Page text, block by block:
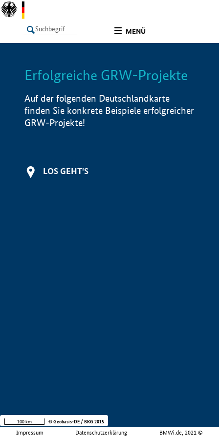
MENÜ
LISTE Info
Erfolgreiche GRW-Projekte
Auf der folgenden Deutschlandkarte
finden Sie konkrete Beispiele erfolgreicher
GRW-Projekte!
LOS GEHT'S
Impressum Datenschutzerklärung BMWi.de, 2021 ©
100 km © Geobasis-DE / BKG 2015